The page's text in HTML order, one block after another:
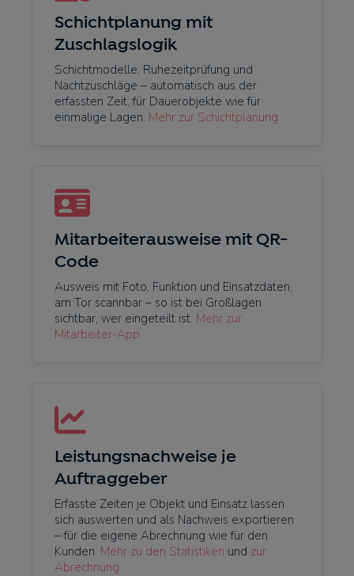
Schichtplanung mit
Zuschlagslogik
Schichtmodelle, Ruhezeitprüfung und
Nachtzuschläge – automatisch aus der
erfassten Zeit, für Dauerobjekte wie für
einmalige Lagen. Mehr zur Schichtplanung
Mitarbeiterausweise mit QR-
Code
Ausweis mit Foto, Funktion und Einsatzdaten,
am Tor scannbar – so ist bei Großlagen
sichtbar, wer eingeteilt ist. Mehr zur
Mitarbeiter-App
Leistungsnachweise je
Auftraggeber
Erfasste Zeiten je Objekt und Einsatz lassen
sich auswerten und als Nachweis exportieren
– für die eigene Abrechnung wie für den
Kunden. Mehr zu den Statistiken und zur
Abrechnung